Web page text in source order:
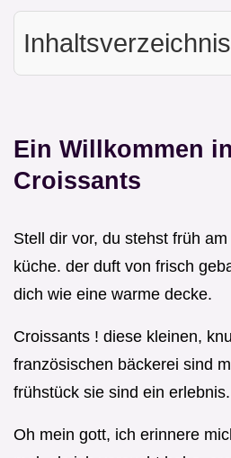
Inhaltsverzeichnis
Ein Willkommen
Croissants
Stell dir vor, du stehst früh
küche. der duft von frisch
dich wie eine warme decke.
Croissants ! diese kleinen,
französischen bäckerei sind
frühstück sie sind ein erlebnis.
Oh mein gott, ich erinnere